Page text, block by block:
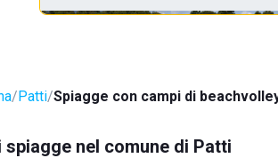
Patti Spiagge con campi di
nel comune di Patti